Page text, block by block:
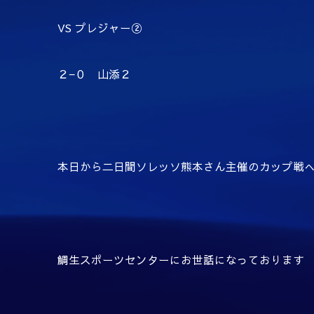
VS プレジャー②
２−０ 山添２
本日から二日間ソレッソ熊本さん主催のカップ戦
鯛生スポーツセンターにお世話になっております